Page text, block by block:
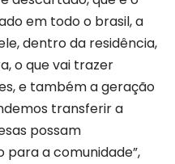
em todo o brasil, a
dentro da residência,
o que vai trazer
e também a geração
transferir a
possam
a comunidade”,